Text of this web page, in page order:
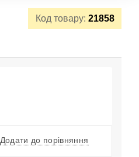
Код товару: 21858
Додати до порівняння